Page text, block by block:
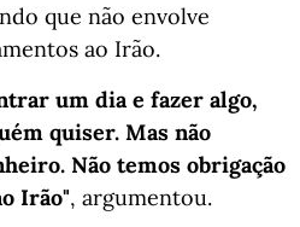
que não envolve
ao Irão.
um dia e fazer algo,
quiser. Mas não
Não temos obrigação
Irão", argumentou.